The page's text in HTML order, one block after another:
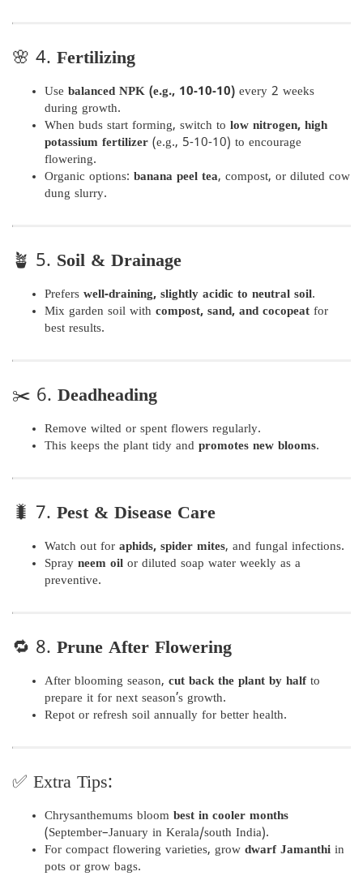
🌸 4. Fertilizing
Use balanced NPK (e.g., 10-10-10) every 2 weeks
during growth.
When buds start forming, switch to low nitrogen, high
potassium fertilizer (e.g., 5-10-10) to encourage
flowering.
Organic options: banana peel tea, compost, or diluted cow
dung slurry.
🪴 5. Soil & Drainage
Prefers well-draining, slightly acidic to neutral soil.
Mix garden soil with compost, sand, and cocopeat for
best results.
✂️ 6. Deadheading
Remove wilted or spent flowers regularly.
This keeps the plant tidy and promotes new blooms.
🐛 7. Pest & Disease Care
Watch out for aphids, spider mites, and fungal infections.
Spray neem oil or diluted soap water weekly as a
preventive.
🔁 8. Prune After Flowering
After blooming season, cut back the plant by halfto
prepare it for next season’s growth.
Repot or refresh soil annually for better health.
✅ Extra Tips:
Chrysanthemums bloom best in cooler months
(September–January in Kerala/south India).
For compact flowering varieties, grow dwarf Jamanthi in
pots or grow bags.